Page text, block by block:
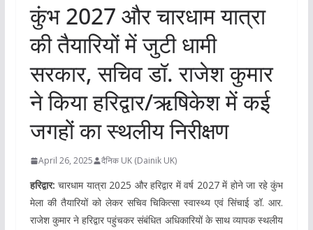
कुंभ 2027 और चारधाम यात्रा
की तैयारियों में जुटी धामी
सरकार, सचिव डॉ. राजेश कुमार
ने किया हरिद्वार/ऋषिकेश में कई
जगहों का स्थलीय निरीक्षण
April 26, 2025 दैनिक UK (Dainik UK)
हरिद्वार:चारधाम यात्रा 2025 और हरिद्वार में वर्ष 2027 में होने जा रहे कुंभ
मेला की तैयारियों को लेकर सचिव चिकित्सा स्वास्थ्य एवं सिंचाई डॉ. आर.
राजेश कुमार ने हरिद्वार पहुंचकर संबंधित अधिकारियों के साथ व्यापक स्थलीय